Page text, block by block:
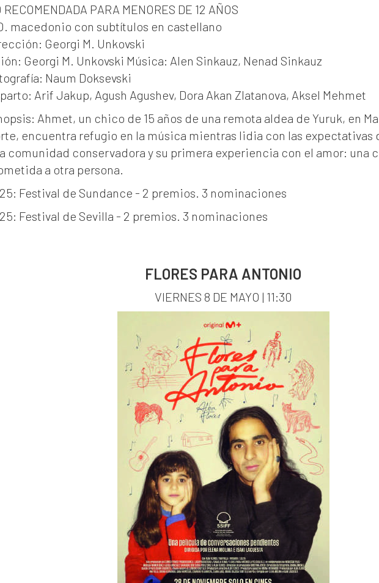
RECOMENDADA PARA MENORES DE 12 AÑOS
macedonio con subtítulos en castellano
Georgi M. Unkovski
Georgi M. Unkovski Música: Alen Sinkauz, Nenad Sinkauz
Naum Doksevski
Arif Jakup, Agush Agushev, Dora Akan Zlatanova, Aksel Mehmet
Ahmet, un chico de 15 años de una remota aldea de Yuruk, en
encuentra refugio en la música mientras lidia con las expectativas
comunidad conservadora y su primera experiencia con el amor: una
a otra persona.
Festival de Sundance - 2 premios. 3 nominaciones
Festival de Sevilla - 2 premios. 3 nominaciones
FLORES PARA ANTONIO
VIERNES 8 DE MAYO | 11:30